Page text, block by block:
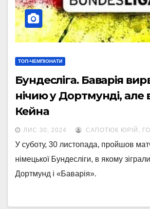
ТОП-ЧЕМПІОНАТИ
Бундесліга. Баварія
нічию у Дортмунді, але
Кейна
ЛИС 30, 2024 САПОТЮК ЮРІЙ,
У суботу, 30 листопада, пройшов
німецької Бундесліги, в якому
Дортмунд і «Баварія».